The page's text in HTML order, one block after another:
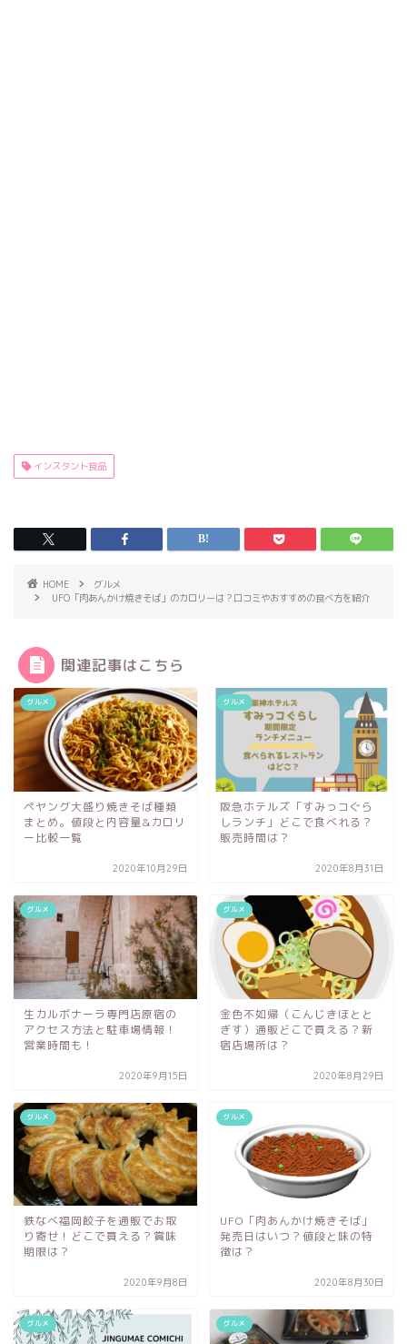
インスタント食品
HOME
グルメ
UFO「肉あんかけ焼きそば」のカロリーは？口コミやおすすめの食べ方を紹介
関連記事はこちら
グルメ
ペヤング大盛り焼きそば種類
まとめ。値段と内容量&カロリ
ー比較一覧
2020年10月29日
グルメ
阪急ホテルズ「すみっコぐら
しランチ」どこで食べれる？
販売時間は？
2020年8月31日
グルメ
生カルボナーラ専門店原宿の
アクセス方法と駐車場情報！
営業時間も！
2020年9月15日
グルメ
金色不如帰（こんじきほとと
ぎす）通販どこで買える？新
宿店場所は？
2020年8月29日
グルメ
鉄なべ福岡餃子を通販でお取
り寄せ！どこで買える？賞味
期限は？
2020年9月8日
グルメ
UFO「肉あんかけ焼きそば」
発売日はいつ？値段と味の特
徴は？
2020年8月30日
グルメ グルメ